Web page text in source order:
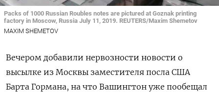
Packs of 1000 Russian Roubles notes are pictured at Goznak printing
factory in Moscow, Russia July 11, 2019. REUTERS/Maxim Shemetov
MAXIM SHEMETOV
Вечером добавили нервозности новости о
высылке из Москвы заместителя посла США
Барта Гормана, на что Вашингтон уже пообещал